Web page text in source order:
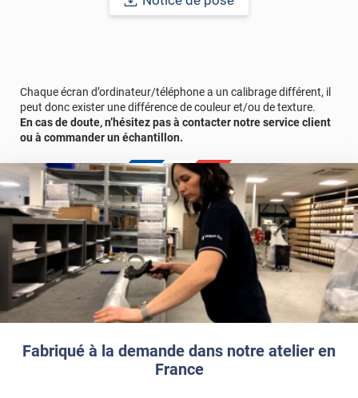
Fabriqué à la demande dans notre atelier en
France
: 10 ans en pose intérieur (anti craquèlement,
d'échantillons gratuite.
Lorsque vous allez mesurer vos carreaux à équiper avec de
l'adhésif, ne comptez pas les joints dans vos mesures ! L'angle
afin de suivre les contours des joints.
Chaque écran d’ordinateur/téléphone a un calibrage différent, il
peut donc exister une différence de couleur et/ou de texture.
En cas de doute, n’hésitez pas à contacter notre service client
ou à commander un échantillon.